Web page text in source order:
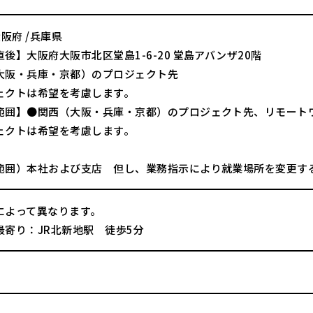
府 /兵庫県
後】大阪府大阪市北区堂島1-6-20 堂島アバンザ20階
・兵庫・京都）のプロジェクト先
トは希望を考慮します。
囲】●関西（大阪・兵庫・京都）のプロジェクト先、リモート
トは希望を考慮します。
囲）本社および支店 但し、業務指示により就業場所を変更す
って異なります。
寄り：JR北新地駅 徒歩5分